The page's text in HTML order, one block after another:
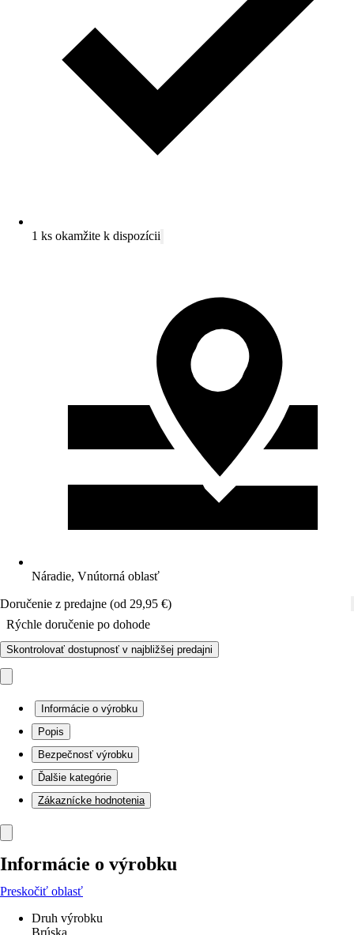
1 ks okamžite k dispozícii
Náradie, Vnútorná oblasť
Doručenie z predajne (od 29,95 €)
Rýchle doručenie po dohode
Skontrolovať dostupnosť v najbližšej predajni
Informácie o výrobku
Popis
Bezpečnosť výrobku
Ďalšie kategórie
Zákaznícke hodnotenia
Informácie o výrobku
Preskočiť oblasť
Druh výrobku
Brúska